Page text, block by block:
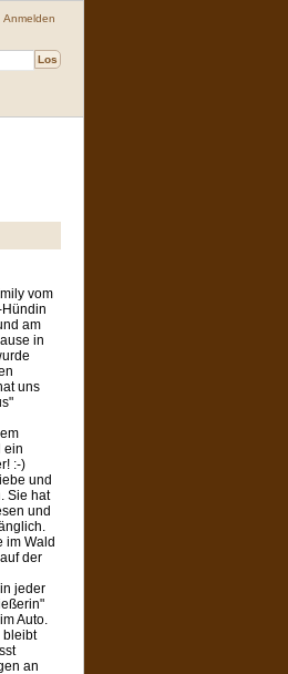
Anmelden
vom
am
in
uns
ein
:-)
und
Sie hat
und
im Wald
der
jeder
Auto.
bleibt
an